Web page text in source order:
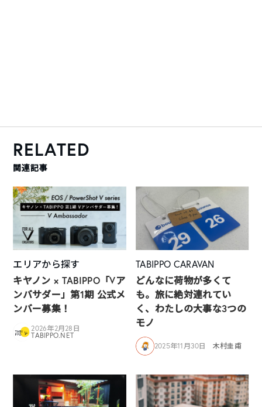
RELATED
関連記事
エリアから探す
キヤノン × TABIPPO「Vア
ンバサダー」第1期 公式メ
ンバー募集！
2026年2月28日
TABIPPO.NET
TABIPPO CARAVAN
どんなに荷物が多くて
も。旅に絶対連れてい
く、わたしの大事な3つの
モノ
2025年11月30日 木村圭甫